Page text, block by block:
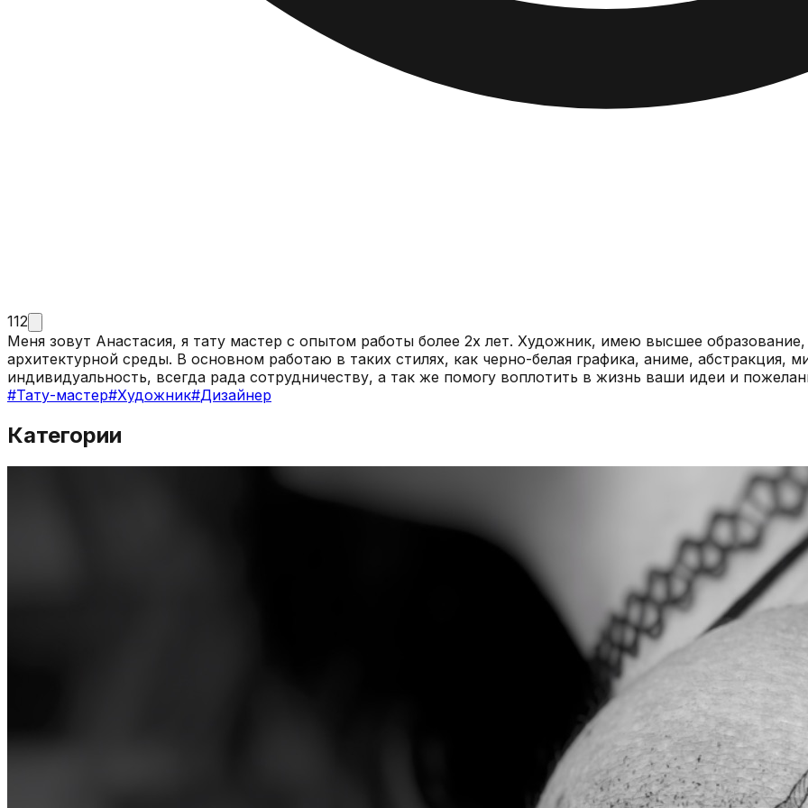
112
Меня зовут Анастасия, я тату мастер с опытом работы более 2х лет. Художник, имею высшее образование, бакалавр - архитектура и магистр дизайна
архитектурной среды. В основном работаю в таких стилях, как черно-белая графика, аниме, абстракция, минимализм, а также фрихенд в своем стиле. Я за
индивидуальность, всегда рада сотрудничеству, а так же помогу воплотить в жизнь ваши идеи и
#Тату-мастер#Художник#Дизайнер
Категории